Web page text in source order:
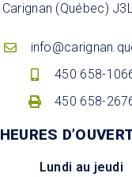
Carignan (Québec)
450 658-
450 658-
HEURES
Lundi au jeudi